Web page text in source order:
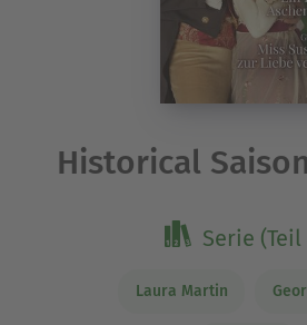
Historical
Serie (Teil
Laura Martin